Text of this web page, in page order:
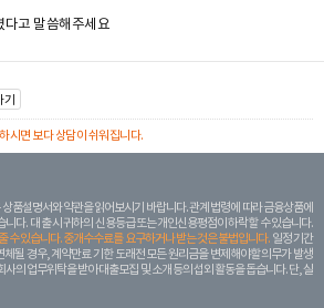
고 말씀해주세요
시면 보다 상담이 쉬워집니다.
품설명서와 약관을 읽어보시기 바랍니다. 관계 법령에 따라 금융상품에
다. 대 출 시 귀하의 신용등급 또는 개인신용평점이 하락할 수 있습니다.
수 있습니다. 중개수수료를 요구하거나 받는 것은 불법입니다. 일정 기간
될 경우, 계약만료 기한 도래전 모든 원리금을 변제해야할 의무가 발생
의 업무위탁을 받아 대출모집 및 소개 등의 섭외 활동을 돕습니다. 단, 실